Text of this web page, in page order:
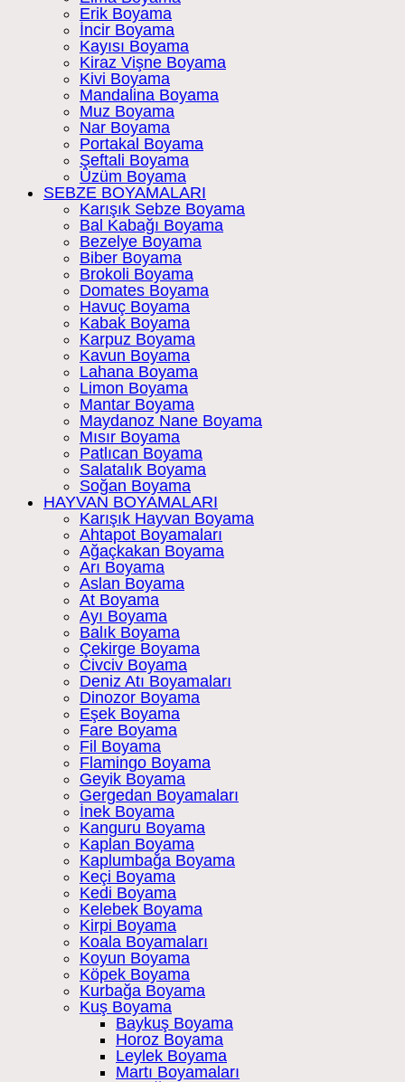
Erik Boyama
İncir Boyama
Kayısı Boyama
Kiraz Vişne Boyama
Kivi Boyama
Mandalina Boyama
Muz Boyama
Nar Boyama
Portakal Boyama
Şeftali Boyama
Üzüm Boyama
SEBZE BOYAMALARI
Karışık Sebze Boyama
Bal Kabağı Boyama
Bezelye Boyama
Biber Boyama
Brokoli Boyama
Domates Boyama
Havuç Boyama
Kabak Boyama
Karpuz Boyama
Kavun Boyama
Lahana Boyama
Limon Boyama
Mantar Boyama
Maydanoz Nane Boyama
Mısır Boyama
Patlıcan Boyama
Salatalık Boyama
Soğan Boyama
HAYVAN BOYAMALARI
Karışık Hayvan Boyama
Ahtapot Boyamaları
Ağaçkakan Boyama
Arı Boyama
Aslan Boyama
At Boyama
Ayı Boyama
Balık Boyama
Çekirge Boyama
Civciv Boyama
Deniz Atı Boyamaları
Dinozor Boyama
Eşek Boyama
Fare Boyama
Fil Boyama
Flamingo Boyama
Geyik Boyama
Gergedan Boyamaları
İnek Boyama
Kanguru Boyama
Kaplan Boyama
Kaplumbağa Boyama
Keçi Boyama
Kedi Boyama
Kelebek Boyama
Kirpi Boyama
Koala Boyamaları
Koyun Boyama
Köpek Boyama
Kurbağa Boyama
Kuş Boyama
Baykuş Boyama
Horoz Boyama
Leylek Boyama
Martı Boyamaları